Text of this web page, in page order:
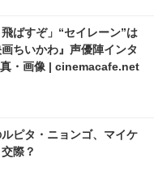
飛ばすぞ」“セイレーン”は
ちいかわ』声優陣インタ
・画像 | cinemacafe.net
ピタ・ニョンゴ、マイケ
際？